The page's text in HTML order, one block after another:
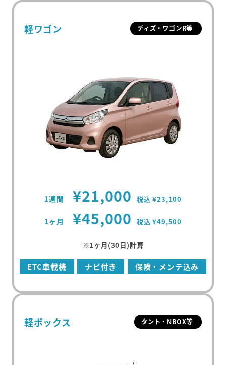
軽ワゴン ディズ・ワゴンR等
1週間 ¥21,000 税込 ¥23,100
1ヶ月 ¥45,000 税込 ¥49,500
※1ヶ月(30日)計算
ETC車載機 ナビ付き 保険・メンテ込み
軽ボックス タント・NBOX等